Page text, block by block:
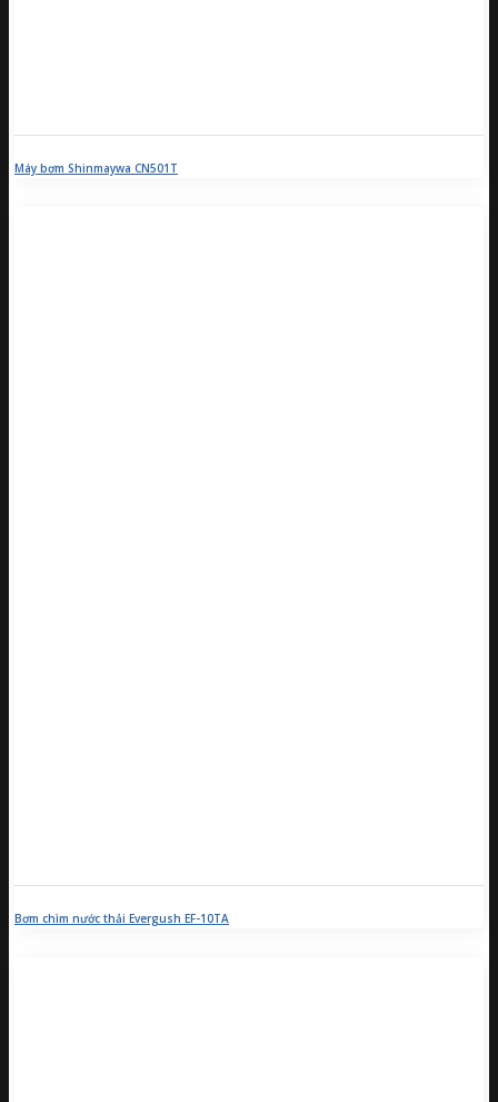
Máy bơm Shinmaywa CN501T
Bơm chìm nước thải Evergush EF-10TA